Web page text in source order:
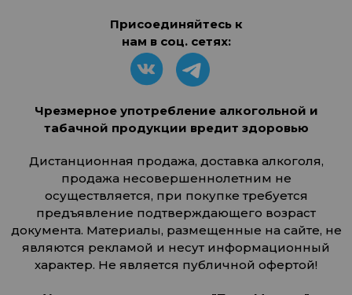
Присоединяйтесь к
нам в соц. сетях:
Чрезмерное употребление алкогольной и
табачной продукции вредит здоровью
Дистанционная продажа, доставка алкоголя,
продажа несовершеннолетним не
осуществляется, при покупке требуется
предъявление подтверждающего возраст
документа. Материалы, размещенные на сайте, не
являются рекламой и несут информационный
характер. Не является публичной офертой!